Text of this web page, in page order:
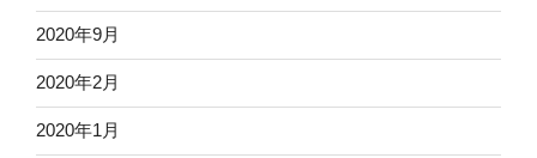
2020年9月
2020年2月
2020年1月